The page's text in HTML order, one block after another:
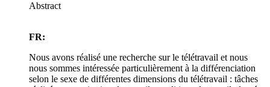
Abstract
FR:
Nous avons réalisé une recherche sur le télétravail et nous
nous sommes intéressée particulièrement à la différenciation
selon le sexe de différentes dimensions du télétravail : tâches